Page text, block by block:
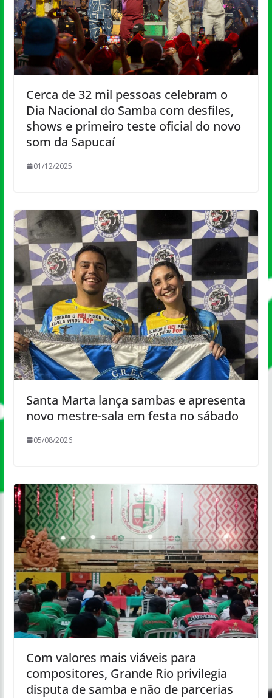
Cerca de 32 mil pessoas celebram o
Dia Nacional do Samba com desfiles,
shows e primeiro teste oficial do novo
som da Sapucaí
01/12/2025
Santa Marta lança sambas e apresenta
novo mestre-sala em festa no sábado
05/08/2026
Com valores mais viáveis para
compositores, Grande Rio privilegia
disputa de samba e não de parcerias